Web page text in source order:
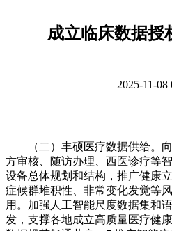
成立临床数据授
2025-11-08
（二）丰硕医疗数据供给。向
方审核、随访办理、西医诊疗等
设备总体规划和结构，推广健康
症候群堆积性、非常变化发觉等
用。加强人工智能尺度数据集和
发，支撑各地成立高质量医疗健